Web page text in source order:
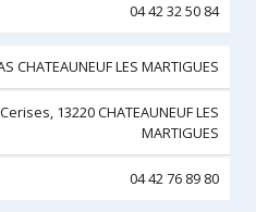
04 42 32 50 84
CHATEAUNEUF LES MARTIGUES
13220 CHATEAUNEUF LES
MARTIGUES
04 42 76 89 80